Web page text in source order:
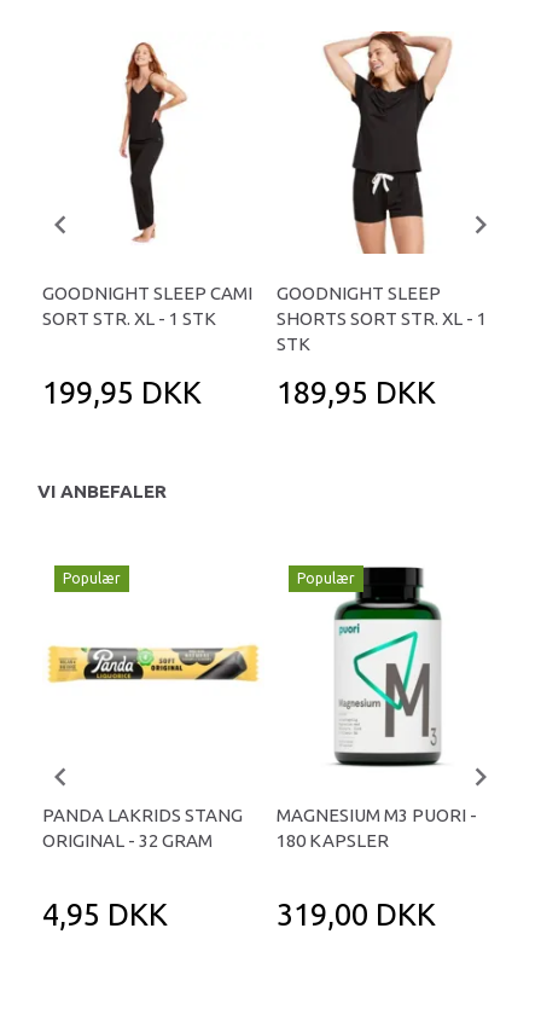
GOODNIGHT SLEEP CAMI
SORT STR. XL - 1 STK
199,95 DKK
GOODNIGHT SLEEP
SHORTS SORT STR. XL - 1
STK
189,95 DKK
VI ANBEFALER
Populær
PANDA LAKRIDS STANG
ORIGINAL - 32 GRAM
4,95 DKK
Populær
MAGNESIUM M3 PUORI -
180 KAPSLER
319,00 DKK